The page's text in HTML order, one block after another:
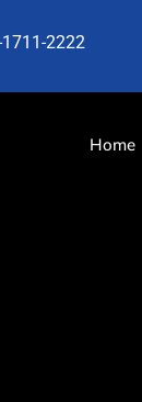
2222
Home